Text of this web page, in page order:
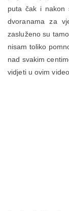
puta čak i nakon
dvoranama za
zasluženo su
nisam toliko
nad svakim
vidjeti u ovim